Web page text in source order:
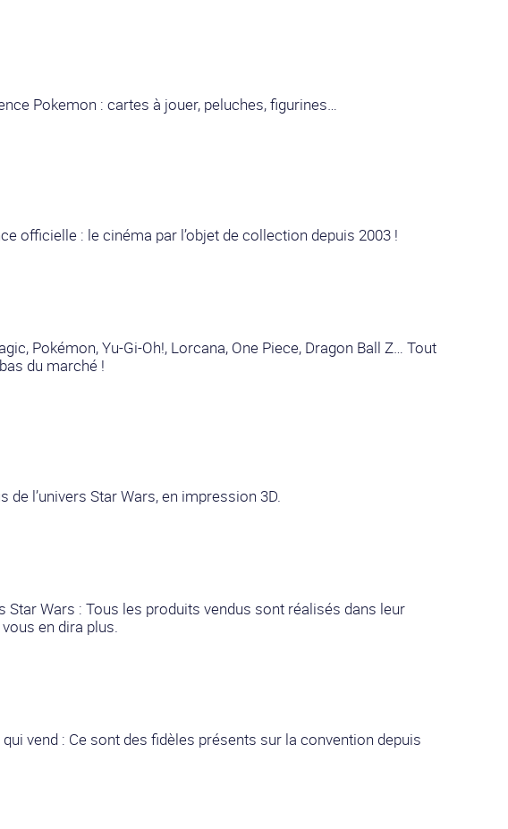
Pokemon : cartes à jouer, peluches, figurines…
officielle : le cinéma par l’objet de collection depuis 2003 !
Pokémon, Yu-Gi-Oh!, Lorcana, One Piece, Dragon Ball Z… Tout
du marché !
l’univers Star Wars, en impression 3D.
Wars : Tous les produits vendus sont réalisés dans leur
en dira plus.
vend : Ce sont des fidèles présents sur la convention depuis